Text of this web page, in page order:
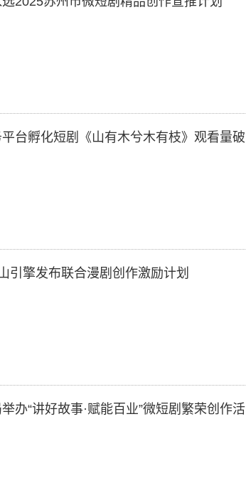
台孵化短剧《山有木兮木有枝》观看量破
引擎发布联合漫剧创作激励计划
办“讲好故事·赋能百业”微短剧繁荣创作活